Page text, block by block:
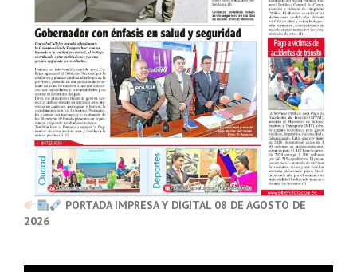
PORTADA IMPRESA Y DIGITAL 08 DE AGOSTO DE
2026